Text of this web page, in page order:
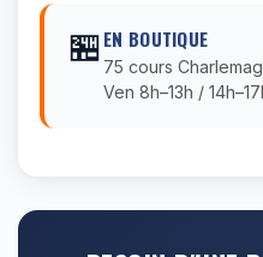
🏪EN BOUTIQUE
75 cours
Ven 8h–13h /